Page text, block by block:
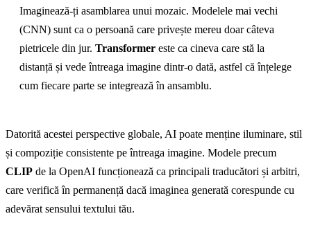
Imaginează-ți asamblarea unui mozaic. Modelele mai vechi
(CNN) sunt ca o persoană care privește mereu doar câteva
pietricele din jur. Transformer este ca cineva care stă la
distanță și vede întreaga imagine dintr-o dată, astfel că înțelege
cum fiecare parte se integrează în ansamblu.
Datorită acestei perspective globale, AI poate menține iluminare, stil
și compoziție consistente pe întreaga imagine. Modele precum
CLIP de la OpenAI funcționează ca principali traducători și arbitri,
care verifică în permanență dacă imaginea generată corespunde cu
adevărat sensului textului tău.